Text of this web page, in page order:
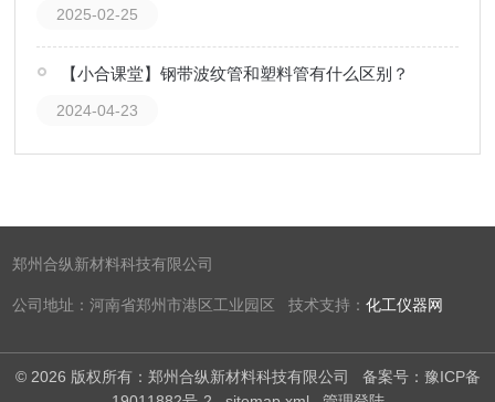
2025-02-25
【小合课堂】钢带波纹管和塑料管有什么区别？
2024-04-23
郑州合纵新材料科技有限公司
公司地址：河南省郑州市港区工业园区 技术支持：化工仪器网
© 2026 版权所有：郑州合纵新材料科技有限公司 备案号：豫ICP备